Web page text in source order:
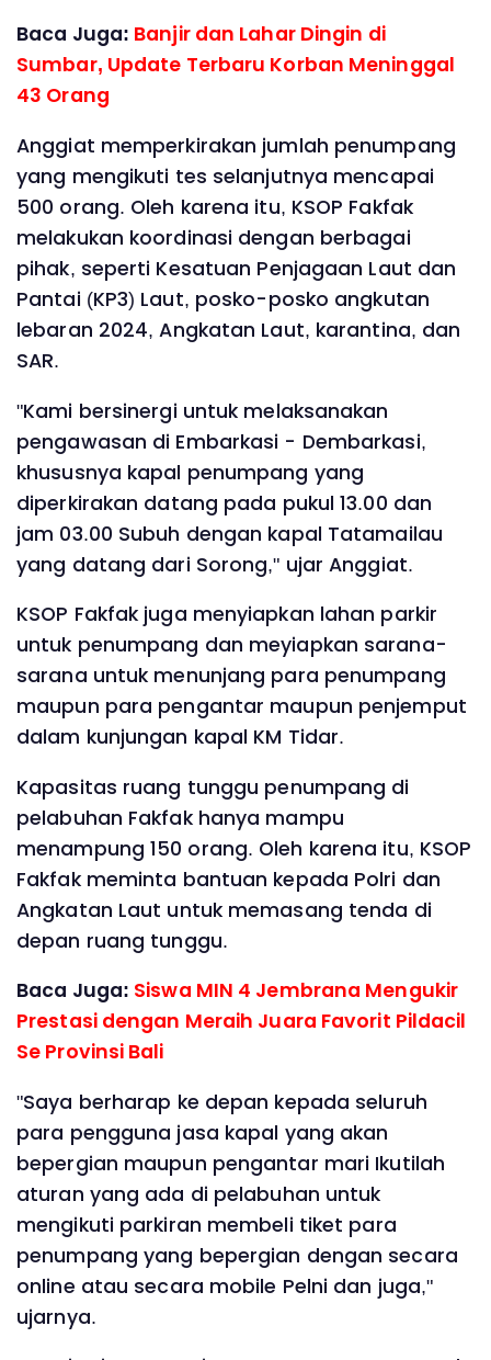
Baca Juga: Banjir dan Lahar Dingin di
Sumbar, Update Terbaru Korban Meninggal
43 Orang
Anggiat memperkirakan jumlah penumpang
yang mengikuti tes selanjutnya mencapai
500 orang. Oleh karena itu, KSOP Fakfak
melakukan koordinasi dengan berbagai
pihak, seperti Kesatuan Penjagaan Laut dan
Pantai (KP3) Laut, posko-posko angkutan
lebaran 2024, Angkatan Laut, karantina, dan
SAR.
"Kami bersinergi untuk melaksanakan
pengawasan di Embarkasi - Dembarkasi,
khususnya kapal penumpang yang
diperkirakan datang pada pukul 13.00 dan
jam 03.00 Subuh dengan kapal Tatamailau
yang datang dari Sorong," ujar Anggiat.
KSOP Fakfak juga menyiapkan lahan parkir
untuk penumpang dan meyiapkan sarana-
sarana untuk menunjang para penumpang
maupun para pengantar maupun penjemput
dalam kunjungan kapal KM Tidar.
Kapasitas ruang tunggu penumpang di
pelabuhan Fakfak hanya mampu
menampung 150 orang. Oleh karena itu, KSOP
Fakfak meminta bantuan kepada Polri dan
Angkatan Laut untuk memasang tenda di
depan ruang tunggu.
Baca Juga: Siswa MIN 4 Jembrana Mengukir
Prestasi dengan Meraih Juara Favorit Pildacil
Se Provinsi Bali
"Saya berharap ke depan kepada seluruh
para pengguna jasa kapal yang akan
bepergian maupun pengantar mari Ikutilah
aturan yang ada di pelabuhan untuk
mengikuti parkiran membeli tiket para
penumpang yang bepergian dengan secara
online atau secara mobile Pelni dan juga,"
ujarnya.